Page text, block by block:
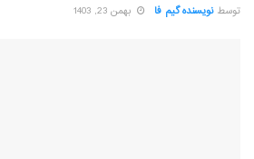
توسط نویسنده گیم فا بهمن 23, 1403